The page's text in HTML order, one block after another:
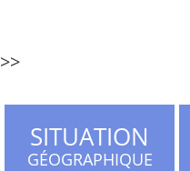
>>
SITUATION
GÉOGRAPHIQUE